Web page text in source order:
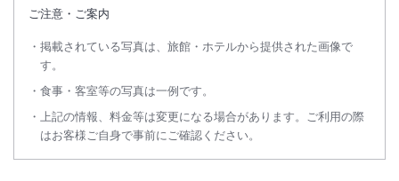
ご注意・ご案内
掲載されている写真は、旅館・ホテルから提供された画像で
す。
食事・客室等の写真は一例です。
上記の情報、料金等は変更になる場合があります。ご利用の際
はお客様ご自身で事前にご確認ください。